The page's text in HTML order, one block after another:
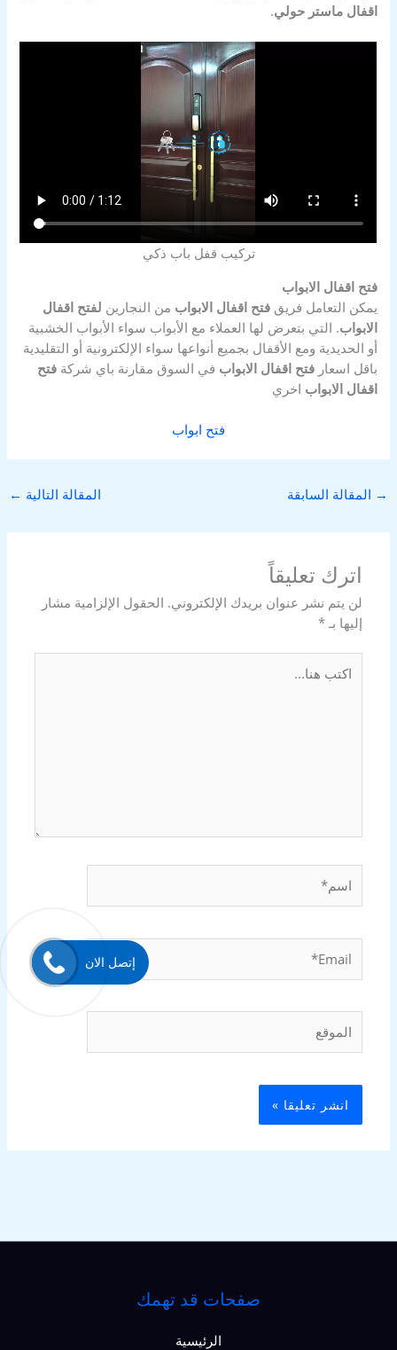
اقفال ماستر حولي.
تركيب قفل باب ذكي
فتح اقفال الابواب
يمكن التعامل فريقفتح اقفال الابواب من النجارين لفتح اقفال
الابواب. التي بتعرض لها العملاء مع الأبواب سواء الأبواب الخشبية
أو الحديدية ومع الأقفال بجميع أنواعها سواء الإلكترونية أو التقليدية
باقل اسعارفتح اقفال الابواب في السوق مقارنة باي شركةفتح
اقفال الابواب اخري
فتح ابواب
→ المقالة السابقة المقالة التالية ←
اترك تعليقاً
لن يتم نشر عنوان بريدك الإلكتروني. الحقول الإلزامية مشار
إليها بـ*
هنا...
صفحات قد تهمك
الرئيسية
إتصل الان